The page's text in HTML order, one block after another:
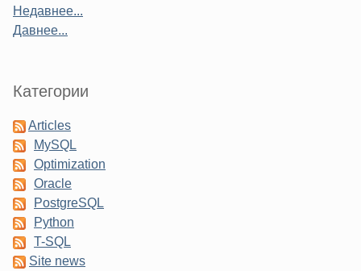
Недавнее...
Давнее...
Категории
Articles
MySQL
Optimization
Oracle
PostgreSQL
Python
T-SQL
Site news